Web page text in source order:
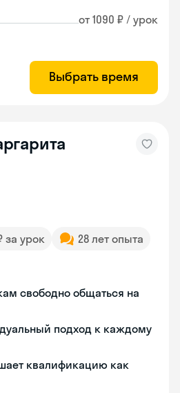
от 1090 ₽ / урок
Выбрать время
за урок
28 лет опыта
свободно общаться на
подход к каждому
квалификацию как